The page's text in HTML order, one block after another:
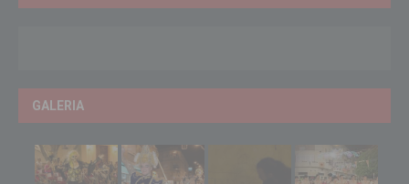
GALERIA